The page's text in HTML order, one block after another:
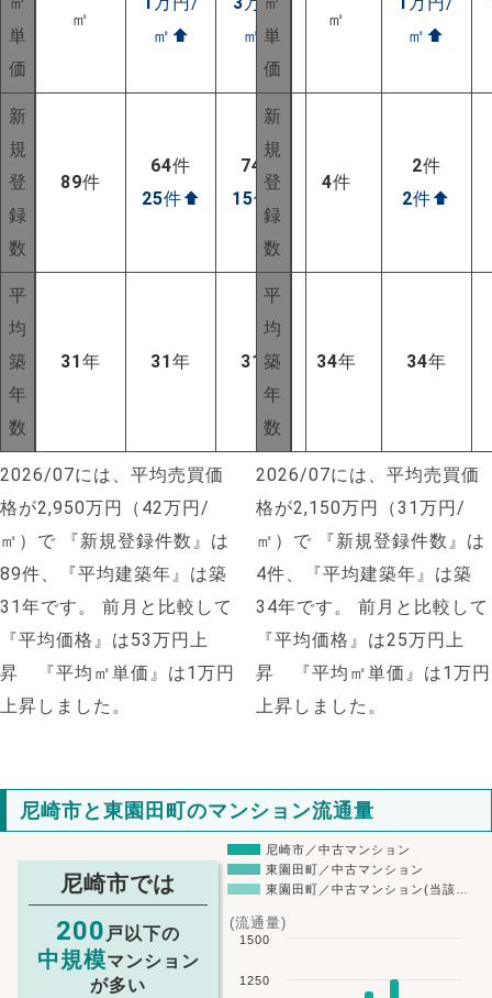
単
価
㎡
㎡ ⬆
㎡ ⬆
新
規
登
録
数
89件
64件
25件⬆
74
件
15件
平
均
築
年
数
31年 31年 31 年
2026/07には、平均売買価
格が2,950万円（42万円/
㎡）で 『新規登録件数』は
89件、『平均建築年』は築
31年です。
前月と比較して
『平均価格』は53万円上
昇 『平均㎡単価』は1万円
上昇しました。
単
価
㎡
㎡ ⬆
新
規
登
録
数
4件
2件
2件⬆
平
均
築
年
数
34年 34年
2026/07には、平均売買価
格が2,150万円（31万円/
㎡）で 『新規登録件数』は
4件、『平均建築年』は築
34年です。
前月と比較して
『平均価格』は25万円上
昇 『平均㎡単価』は1万円
上昇しました。
尼崎市と東園田町のマンション流通量
尼崎市では
200 戸以下の
中規模マンション
が多い
(流通量)
尼崎市／中古マンション
東園田町／中古マンション
東園田町／中古マンション(当該…
1250
1500